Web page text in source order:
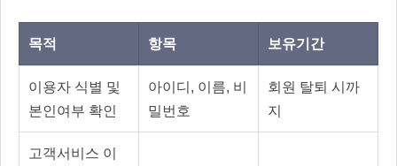
목적 항목 보유기간
이용자 식별 및
본인여부 확인
아이디, 이름, 비
밀번호
회원 탈퇴 시까
지
고객서비스 이